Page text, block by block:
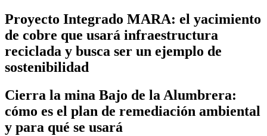
Proyecto Integrado MARA: el yacimiento
de cobre que usará infraestructura
reciclada y busca ser un ejemplo de
sostenibilidad
Cierra la mina Bajo de la Alumbrera:
cómo es el plan de remediación ambiental
y para qué se usará